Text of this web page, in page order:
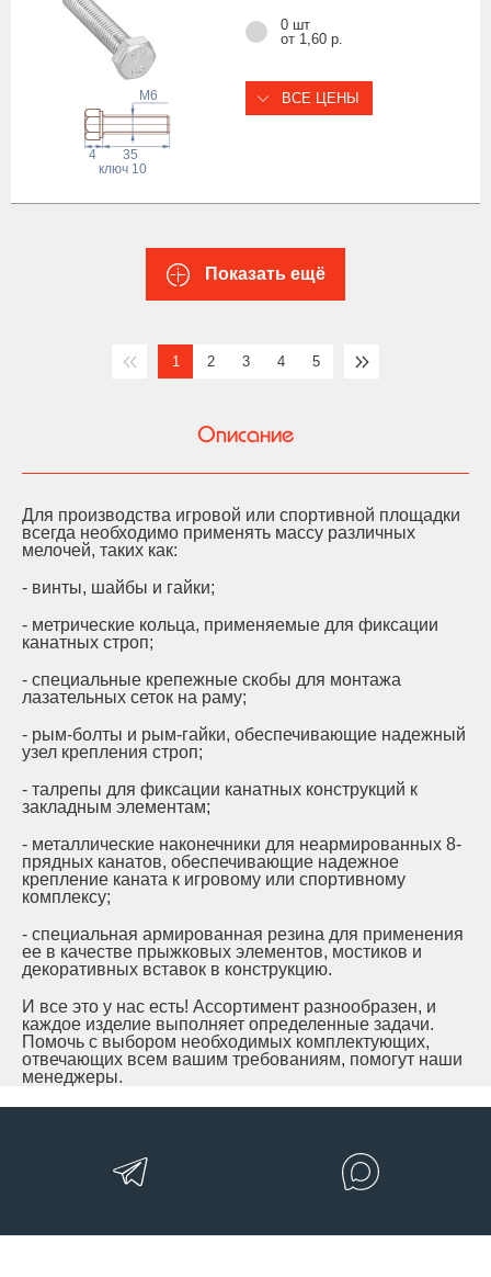
35
M6
4
ключ 10
0 шт
от 1,60 р.
ВСЕ ЦЕНЫ
Показать ещё
1 2 3 4 5
Описание
Для производства игровой или спортивной площадки
всегда необходимо применять массу различных
мелочей, таких как:
- винты, шайбы и гайки;
- метрические кольца, применяемые для фиксации
канатных строп;
- специальные крепежные скобы для монтажа
лазательных сеток на раму;
- рым-болты и рым-гайки, обеспечивающие надежный
узел крепления строп;
- талрепы для фиксации канатных конструкций к
закладным элементам;
- металлические наконечники для неармированных 8-
прядных канатов, обеспечивающие надежное
крепление каната к игровому или спортивному
комплексу;
- специальная армированная резина для применения
ее в качестве прыжковых элементов, мостиков и
декоративных вставок в конструкцию.
И все это у нас есть! Ассортимент разнообразен, и
каждое изделие выполняет определенные задачи.
Помочь с выбором необходимых комплектующих,
отвечающих всем вашим требованиям, помогут наши
менеджеры.